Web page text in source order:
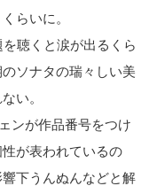
らいに。
聴くと涙が出るくら
ソナタの瑞々しい美
い。
ンが作品番号をつけ
が表われているの
下うんぬんなどと解